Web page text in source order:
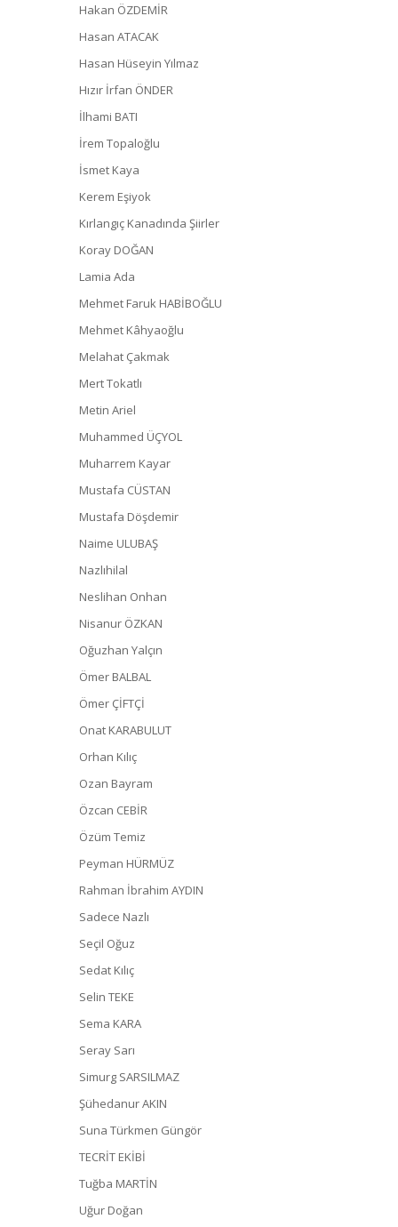
Hakan ÖZDEMİR
Hasan ATACAK
Hasan Hüseyin Yılmaz
Hızır İrfan ÖNDER
İlhami BATI
İrem Topaloğlu
İsmet Kaya
Kerem Eşiyok
Kırlangıç Kanadında Şiirler
Koray DOĞAN
Lamia Ada
Mehmet Faruk HABİBOĞLU
Mehmet Kâhyaoğlu
Melahat Çakmak
Mert Tokatlı
Metin Ariel
Muhammed ÜÇYOL
Muharrem Kayar
Mustafa CÜSTAN
Mustafa Döşdemir
Naime ULUBAŞ
Nazlıhilal
Neslihan Onhan
Nisanur ÖZKAN
Oğuzhan Yalçın
Ömer BALBAL
Ömer ÇİFTÇİ
Onat KARABULUT
Orhan Kılıç
Ozan Bayram
Özcan CEBİR
Özüm Temiz
Peyman HÜRMÜZ
Rahman İbrahim AYDIN
Sadece Nazlı
Seçil Oğuz
Sedat Kılıç
Selin TEKE
Sema KARA
Seray Sarı
Simurg SARSILMAZ
Şühedanur AKIN
Suna Türkmen Güngör
TECRİT EKİBİ
Tuğba MARTİN
Uğur Doğan